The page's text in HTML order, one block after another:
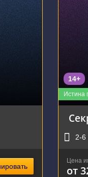
Истина
14+
2-6
Цена
от